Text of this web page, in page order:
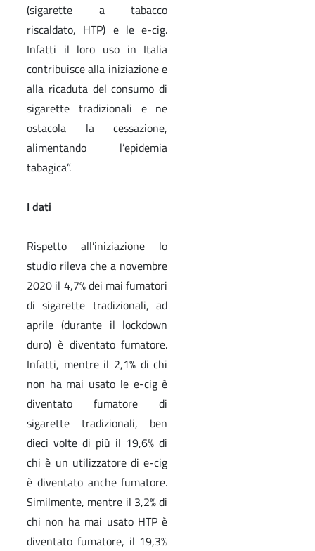
(sigarette a tabacco
riscaldato, HTP) e le e-cig.
Infatti il loro uso in Italia
contribuisce alla iniziazione e
alla ricaduta del consumo di
sigarette tradizionali e ne
ostacola la cessazione,
alimentando l’epidemia
tabagica”.
I dati
Rispetto all’iniziazione lo
studio rileva che a novembre
2020 il 4,7% dei mai fumatori
di sigarette tradizionali, ad
aprile (durante il lockdown
duro) è diventato fumatore.
Infatti, mentre il 2,1% di chi
non ha mai usato le e-cig è
diventato fumatore di
sigarette tradizionali, ben
dieci volte di più il 19,6% di
chi è un utilizzatore di e-cig
è diventato anche fumatore.
Similmente, mentre il 3,2% di
chi non ha mai usato HTP è
diventato fumatore, il 19,3%